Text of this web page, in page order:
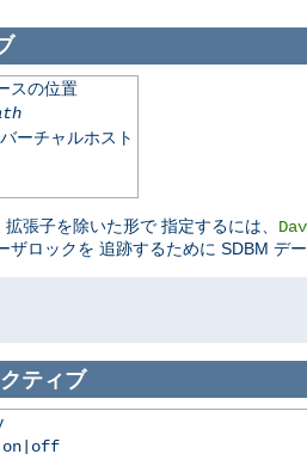
スの位置
ーチャルホスト
張子を除いた形で 指定するには、
ザロックを 追跡するために SDBM デー
ティブ
on|off